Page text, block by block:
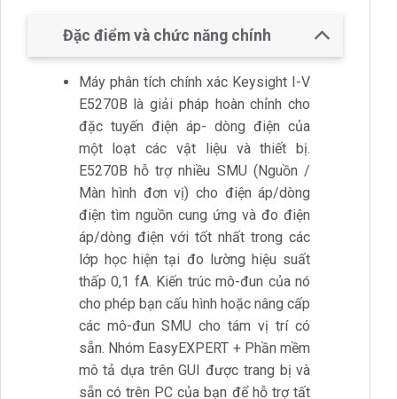
Đặc điểm và chức năng chính
Máy phân tích chính xác Keysight I-V
E5270B là giải pháp hoàn chỉnh cho
đặc tuyến điện áp- dòng điện của
một loạt các vật liệu và thiết bị.
E5270B hỗ trợ nhiều SMU (Nguồn /
Màn hình đơn vị) cho điện áp/dòng
điện tìm nguồn cung ứng và đo điện
áp/dòng điện với tốt nhất trong các
lớp học hiện tại đo lường hiệu suất
thấp 0,1 fA. Kiến trúc mô-đun của nó
cho phép bạn cấu hình hoặc nâng cấp
các mô-đun SMU cho tám vị trí có
sẵn. Nhóm EasyEXPERT + Phần mềm
mô tả dựa trên GUI được trang bị và
sẵn có trên PC của bạn để hỗ trợ tất